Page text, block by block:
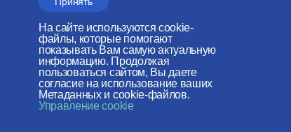
На сайте используются cookie-
файлы, которые помогают
показывать Вам самую актуальную
информацию. Продолжая
пользоваться сайтом, Вы даете
согласие на использование ваших
Метаданных и cookie-файлов.
Управление cookie
журнал
«Церковь и
Время»
Отдел внешних церковных